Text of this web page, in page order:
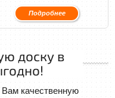
Подробнее
доску в
качественную